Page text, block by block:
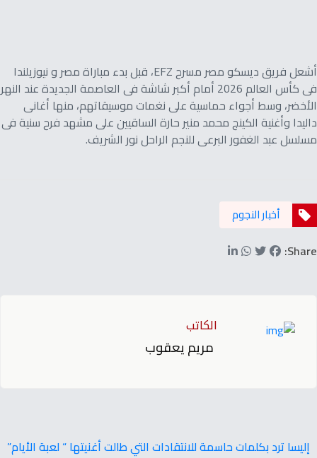
أشعل فريق ديسكو مصر مسرح EFZ، قبل بدء مباراة مصر و نيوزيلندا
فى كأس العالم 2026 أمام أكبر شاشة فى العاصمة الجديدة عند النهر
الأخضر، وسط أجواء حماسية على نغمات موسيقاتهم، منها أغانى
داليدا وأغنية الكينج محمد منير حارة الساقيين على مشهد فرح سنية فى
مسلسل عبد الغفور البرعى للنجم الراحل نور الشريف.
أخبار النجوم
Share:
الكاتب
مريم يعقوب
إليسا ترد بكلمات حاسمة للانتقادات التي طالت أغنيتها “ لعبة الأيام”